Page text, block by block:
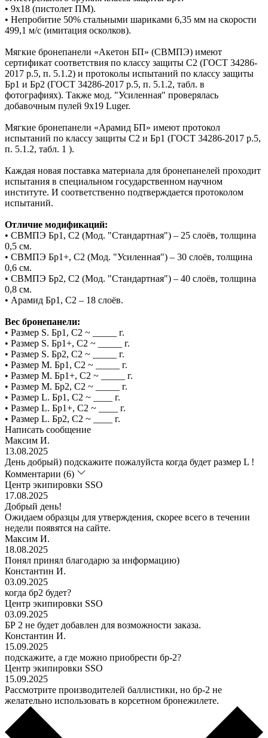
• 9х18 (пистолет ПМ).
• Непробитие 50% стальными шариками 6,35 мм на скорости
499,1 м/с (имитация осколков).
Мягкие бронепанели «Акетон БП» (СВМПЭ) имеют
сертификат соответствия по классу защиты С2 (ГОСТ 34286-
2017 р.5, п. 5.1.2) и протоколы испытаний по классу защиты
Бр1 и Бр2 (ГОСТ 34286-2017 р.5, п. 5.1.2, табл. в
фотографиях). Также мод. "Усиленная" проверялась
добавочным пулей 9х19 Luger.
Мягкие бронепанели «Арамид БП» имеют протокол
испытаний по классу защиты С2 и Бр1 (ГОСТ 34286-2017 р.5,
п. 5.1.2, табл. 1 ).
Каждая новая поставка материала для бронепанелей проходит
испытания в специальном государственном научном
институте. И соответственно подтверждается протоколом
испытаний.
Отличие модификаций:
• СВМПЭ Бр1, С2 (Мод. "Стандартная") – 25 слоёв, толщина
0,5 см.
• СВМПЭ Бр1+, С2 (Мод. "Усиленная") – 30 слоёв, толщина
0,6 см.
• СВМПЭ Бр2, С2 (Мод. "Стандартная") – 40 слоёв, толщина
0,8 см.
• Арамид Бр1, С2 – 18 слоёв.
Вес бронепанели:
• Размер S. Бр1, С2 ~ _____ г.
• Размер S. Бр1+, С2 ~ _____ г.
• Размер S. Бр2, С2 ~ _____ г.
• Размер M. Бр1, С2 ~ _____ г.
• Размер M. Бр1+, С2 ~ _____ г.
• Размер M. Бр2, С2 ~ _____ г.
• Размер L. Бр1, С2 ~ ____ г.
• Размер L. Бр1+, С2 ~ ____ г.
• Размер L. Бр2, С2 ~ ____ г.
Написать сообщение
Максим И.
13.08.2025
День добрый) подскажите пожалуйста когда будет размер L !
Комментарии (6)
Центр экипировки SSO
17.08.2025
Добрый день!
Ожидаем образцы для утверждения, скорее всего в течении
недели появятся на сайте.
Максим И.
18.08.2025
Понял принял благодарю за информацию)
Константин И.
03.09.2025
когда бр2 будет?
Центр экипировки SSO
03.09.2025
БР 2 не будет добавлен для возможности заказа.
Константин И.
15.09.2025
подскажите, а где можно приобрести бр-2?
Центр экипировки SSO
15.09.2025
Рассмотрите производителей баллистики, но бр-2 не
желательно использовать в корсетном бронежилете.